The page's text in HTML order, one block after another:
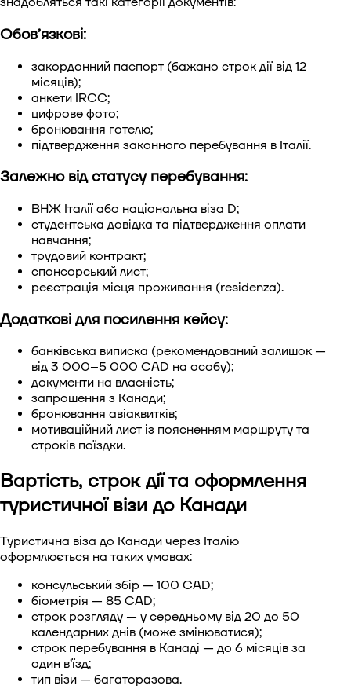
Обов’язкові:
закордонний паспорт (бажано строк дії від 12
місяців);
анкети IRCC;
цифрове фото;
бронювання готелю;
підтвердження законного перебування в Італії.
Залежно від статусу перебування:
ВНЖ Італії або національна віза D;
студентська довідка та підтвердження оплати
навчання;
трудовий контракт;
спонсорський лист;
реєстрація місця проживання (residenza).
Додаткові для посилення кейсу:
банківська виписка (рекомендований залишок —
від 3 000–5 000 CAD на особу);
документи на власність;
запрошення з Канади;
бронювання авіаквитків;
мотиваційний лист із поясненням маршруту та
строків поїздки.
Вартість, строк дії та оформлення
туристичної візи до Канади
Туристична віза до Канади через Італію
оформлюється на таких умовах:
консульський збір — 100 CAD;
біометрія — 85 CAD;
строк розгляду — у середньому від 20 до 50
календарних днів (може змінюватися);
строк перебування в Канаді — до 6 місяців за
один в’їзд;
тип візи — багаторазова.